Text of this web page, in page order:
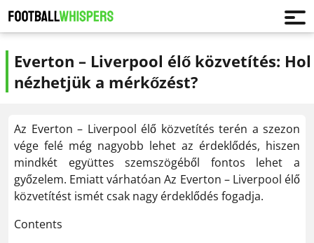
Everton – Liverpool élő közvetítés: Hol
nézhetjük a mérkőzést?
Az Everton – Liverpool élő közvetítés terén a szezon
vége felé még nagyobb lehet az érdeklődés, hiszen
mindkét együttes szemszögéből fontos lehet a
győzelem. Emiatt várhatóan Az Everton – Liverpool élő
közvetítést ismét csak nagy érdeklődés fogadja.
Contents